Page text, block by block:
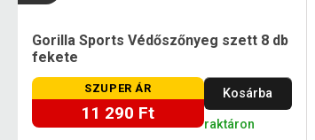
Gorilla Sports Védőszőnyeg szett 8 db
fekete
SZUPER ÁR
11 290 Ft
Kosárba
raktáron